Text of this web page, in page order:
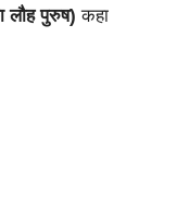
पुरुष) कहा